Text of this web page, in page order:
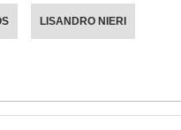
LISANDRO NIERI